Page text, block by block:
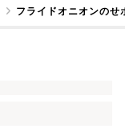
フライドオニオンのせ